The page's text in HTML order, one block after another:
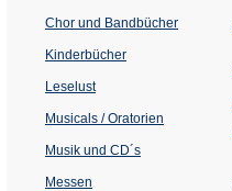
Chor und Bandbücher
Kinderbücher
Leselust
Musicals / Oratorien
Musik und CD´s
Messen